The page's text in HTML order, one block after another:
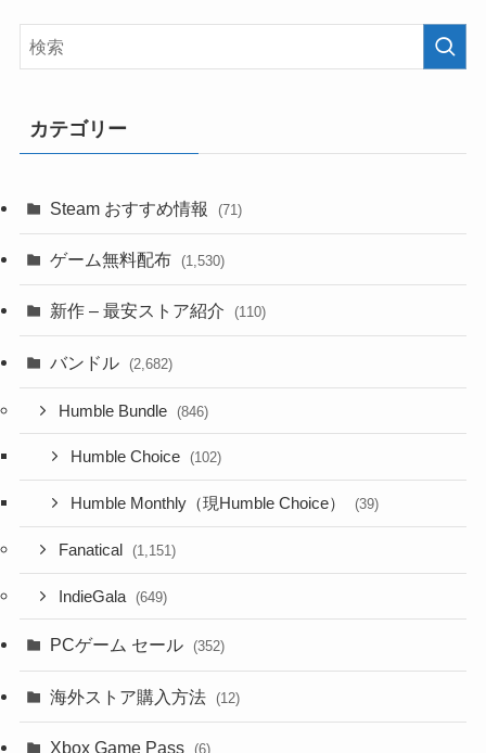
カテゴリー
Steam おすすめ情報 (71)
ゲーム無料配布 (1,530)
新作 – 最安ストア紹介 (110)
バンドル (2,682)
Humble Bundle (846)
Humble Choice (102)
Humble Monthly（現Humble Choice） (39)
Fanatical (1,151)
IndieGala (649)
PCゲーム セール (352)
海外ストア購入方法 (12)
Xbox Game Pass (6)